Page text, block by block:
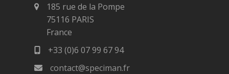
185 rue de la Pompe
75116 PARIS
France
+33 (0)6 07 99 67 94
contact@speciman.fr